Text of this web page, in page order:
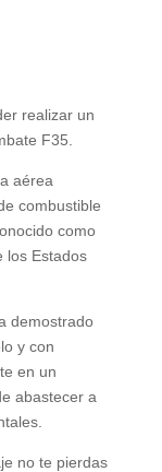
realizar un
F35.
aérea
combustible
como
los Estados
demostrado
y con
en un
abastecer a
no te pierdas